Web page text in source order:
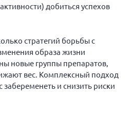
добиться успехов
стратегий борьбы с
образа жизни
новые группы препаратов,
вес. Комплексный подход
и снизить риски